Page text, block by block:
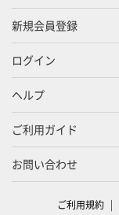
新規会員登録
ログイン
ヘルプ
ご利用ガイド
お問い合わせ
ご利用規約